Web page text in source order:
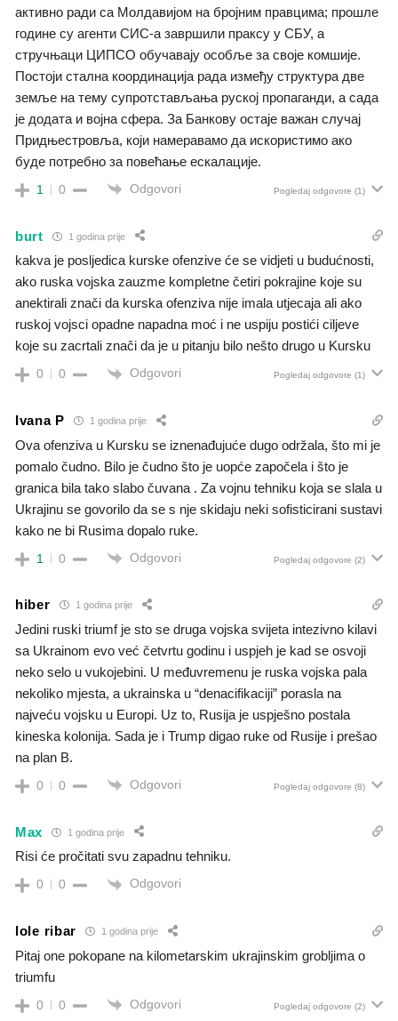
активно ради са Молдавијом на бројним правцима; прошле
године су агенти СИС-а завршили праксу у СБУ, а
стручњаци ЦИПСО обучавају особље за своје комшије.
Постоји стална координација рада између структура две
земље на тему супротстављања руској пропаганди, а сада
је додата и војна сфера. За Банкову остаје важан случај
Придњестровља, који намеравамо да искористимо ако
буде потребно за повећање ескалације.
1 0 Odgovori Pogledaj odgovore (1)
burt 1 godina prije
kakva je posljedica kurske ofenzive će se vidjeti u budućnosti,
ako ruska vojska zauzme kompletne četiri pokrajine koje su
anektirali znači da kurska ofenziva nije imala utjecaja ali ako
ruskoj vojsci opadne napadna moć i ne uspiju postići ciljeve
koje su zacrtali znači da je u pitanju bilo nešto drugo u Kursku
0 0 Odgovori Pogledaj odgovore (1)
Ivana P 1 godina prije
Ova ofenziva u Kursku se iznenađujuće dugo održala, što mi je
pomalo čudno. Bilo je čudno što je uopće započela i što je
granica bila tako slabo čuvana . Za vojnu tehniku koja se slala u
Ukrajinu se govorilo da se s nje skidaju neki sofisticirani sustavi
kako ne bi Rusima dopalo ruke.
1 0 Odgovori Pogledaj odgovore (2)
hiber 1 godina prije
Jedini ruski triumf je sto se druga vojska svijeta intezivno kilavi
sa Ukrainom evo već četvrtu godinu i uspjeh je kad se osvoji
neko selo u vukojebini. U međuvremenu je ruska vojska pala
nekoliko mjesta, a ukrainska u “denacifikaciji” porasla na
najveću vojsku u Europi. Uz to, Rusija je uspješno postala
kineska kolonija. Sada je i Trump digao ruke od Rusije i prešao
na plan B.
0 0 Odgovori Pogledaj odgovore (8)
Max 1 godina prije
Risi će pročitati svu zapadnu tehniku.
0 0 Odgovori
lole ribar 1 godina prije
Pitaj one pokopane na kilometarskim ukrajinskim grobljima o
triumfu
0 0 Odgovori Pogledaj odgovore (2)